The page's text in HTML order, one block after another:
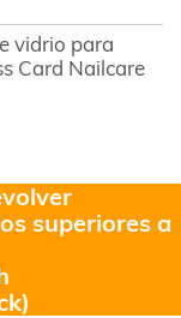
vidrio para
Card Nailcare
superiores a